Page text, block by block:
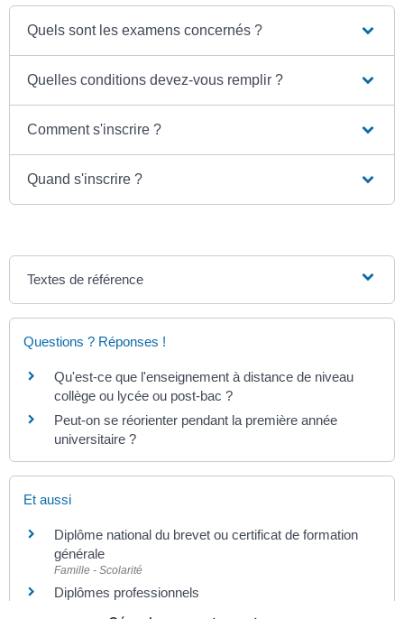
Quels sont les examens concernés ?
Quelles conditions devez-vous remplir ?
Comment s'inscrire ?
Quand s'inscrire ?
Textes de référence
Questions ? Réponses !
Qu'est-ce que l'enseignement à distance de niveau
collège ou lycée ou post-bac ?
Peut-on se réorienter pendant la première année
universitaire ?
Et aussi
Diplôme national du brevet ou certificat de formation
générale
Famille - Scolarité
Diplômes professionnels